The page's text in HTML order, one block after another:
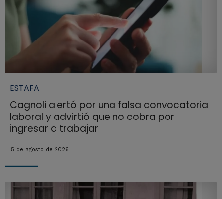
ESTAFA
Cagnoli alertó por una falsa convocatoria
laboral y advirtió que no cobra por
ingresar a trabajar
5 de agosto de 2026